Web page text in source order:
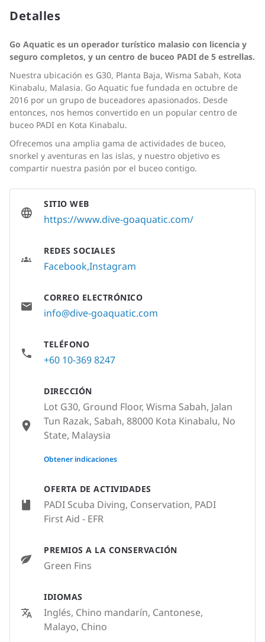
Detalles
Go Aquatic es un operador turístico malasio con licencia y
seguro completos, y un centro de buceo PADI de 5 estrellas.
Nuestra ubicación es G30, Planta Baja, Wisma Sabah, Kota
Kinabalu, Malasia. Go Aquatic fue fundada en octubre de
2016 por un grupo de buceadores apasionados. Desde
entonces, nos hemos convertido en un popular centro de
buceo PADI en Kota Kinabalu.
Ofrecemos una amplia gama de actividades de buceo,
snorkel y aventuras en las islas, y nuestro objetivo es
compartir nuestra pasión por el buceo contigo.
OFERTA DE ACTIVIDADES
PADI Scuba Diving, Conservation, PADI
First Aid - EFR
PREMIOS A LA CONSERVACIÓN
Green Fins
IDIOMAS
Inglés, Chino mandarín, Cantonese,
Malayo, Chino
SITIO WEB
https://www.dive-goaquatic.com/
REDES SOCIALES
FacebookInstagram
CORREO ELECTRÓNICO
info@dive-goaquatic.com
TELÉFONO
+60 10-369 8247
DIRECCIÓN
Lot G30, Ground Floor, Wisma Sabah, Jalan
Tun Razak, Sabah, 88000 Kota Kinabalu, No
State, Malaysia
None
Obtener indicaciones